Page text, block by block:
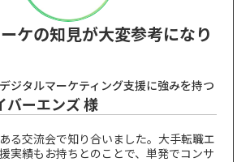
ケの知見が大変参考になり
ジタルマーケティング支援に強みを持つ
バーエンズ 様
る交流会で知り合いました。大手転職エ
実績もお持ちとのことで、単発でコンサ